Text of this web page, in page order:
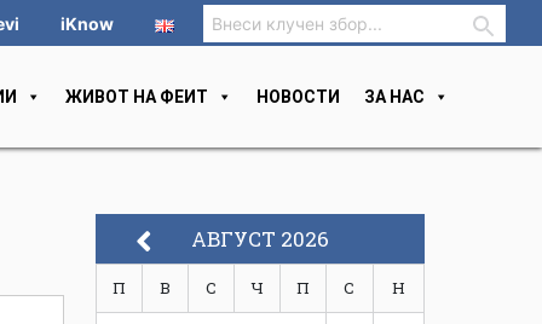
iKnow
ЖИВОТ НА ФЕИТ НОВОСТИ ЗА НАС
АВГУСТ 2026
П В С Ч П С Н